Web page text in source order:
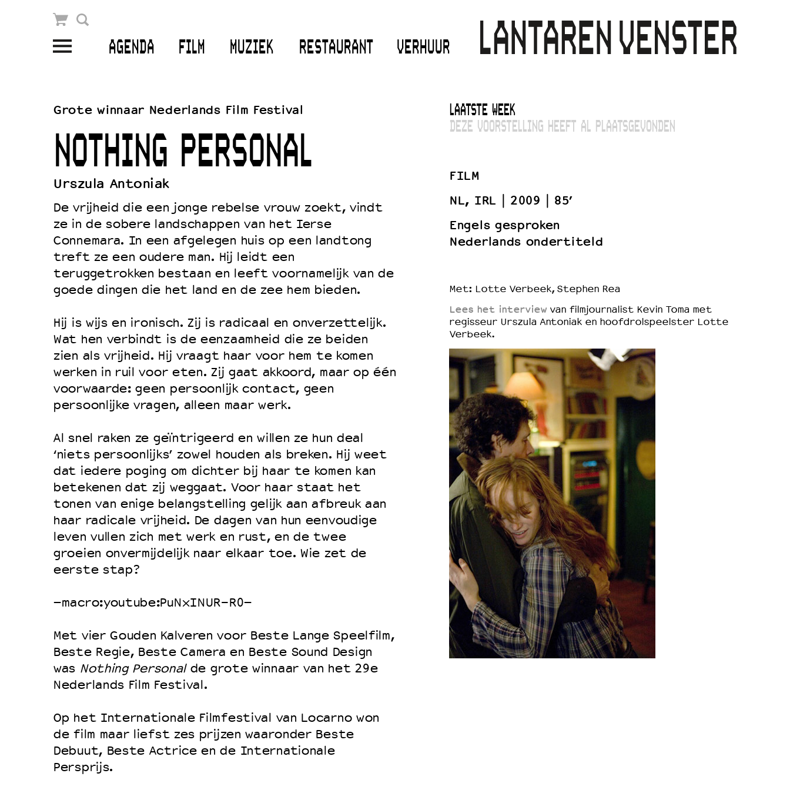
AGENDA FILM MUZIEK RESTAURANT VERHUUR
Winkelmandje
Openingstijden & contact
Kaartverkoop
EDUCATIE
Schoolvoorstellingen
Filmprogramma’s Primair Onderwijs
Filmprogramma’s VO/MBO
Speciale educatieprogramma’s
OVER LANTARENVENSTER
Wat we doen
Werken bij
Wie is wie
Historie
Partners
Huisregels
Privacyverklaring
Integriteits- en gedragscode
Duurzaamheid
Culturele boycot Israël
Grote winnaar Nederlands Film Festival
NOTHING PERSONAL
Urszula Antoniak
De vrijheid die een jonge rebelse vrouw zoekt, vindt
ze in de sobere landschappen van het Ierse
Connemara. In een afgelegen huis op een landtong
treft ze een oudere man. Hij leidt een
teruggetrokken bestaan en leeft voornamelijk van de
goede dingen die het land en de zee hem bieden.
Hij is wijs en ironisch. Zij is radicaal en onverzettelijk.
Wat hen verbindt is de eenzaamheid die ze beiden
zien als vrijheid. Hij vraagt haar voor hem te komen
werken in ruil voor eten. Zij gaat akkoord, maar op één
voorwaarde: geen persoonlijk contact, geen
persoonlijke vragen, alleen maar werk.
Al snel raken ze geïntrigeerd en willen ze hun deal
‘niets persoonlijks’ zowel houden als breken. Hij weet
dat iedere poging om dichter bij haar te komen kan
betekenen dat zij weggaat. Voor haar staat het
tonen van enige belangstelling gelijk aan afbreuk aan
haar radicale vrijheid. De dagen van hun eenvoudige
leven vullen zich met werk en rust, en de twee
groeien onvermijdelijk naar elkaar toe. Wie zet de
eerste stap?
–macro:youtube:PuNxINUR-R0–
Met vier Gouden Kalveren voor Beste Lange Speelfilm,
Beste Regie, Beste Camera en Beste Sound Design
was Nothing Personalde grote winnaar van het 29e
Nederlands Film Festival.
Op het Internationale Filmfestival van Locarno won
de film maar liefst zes prijzen waaronder Beste
Debuut, Beste Actrice en de Internationale
Persprijs.
LAATSTE WEEK
DEZE VOORSTELLING HEEFT AL PLAATSGEVONDEN
FILM
NL, IRL
2009
85’
Engels gesproken
Nederlands ondertiteld
Met: Lotte Verbeek, Stephen Rea
Lees het interviewvan filmjournalist Kevin Toma met
regisseur Urszula Antoniak en hoofdrolspeelster Lotte
Verbeek.